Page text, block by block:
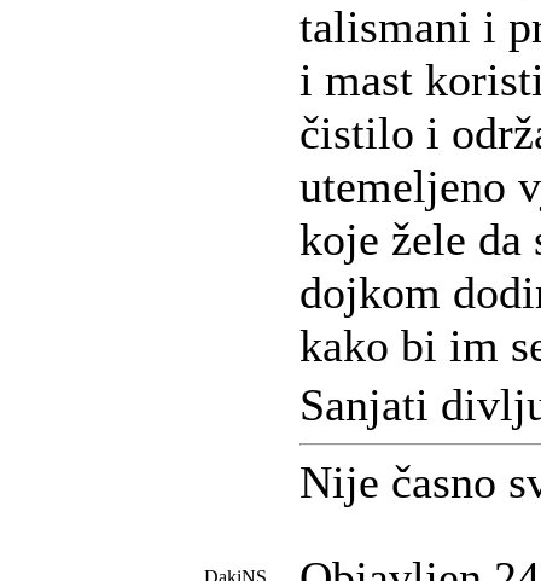
talismani i
i mast
čistilo i
utemeljeno
koje žele da
dojkom
kako bi im
Sanjati
Nije časno
DakiNS